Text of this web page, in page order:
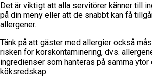
Det är viktigt att alla servitörer känner till
på din meny eller att de snabbt kan få
allergener.
Tänk på att gäster med allergier också
risken för korskontaminering, dvs.
ingredienser som hanteras på samma ytor
köksredskap.